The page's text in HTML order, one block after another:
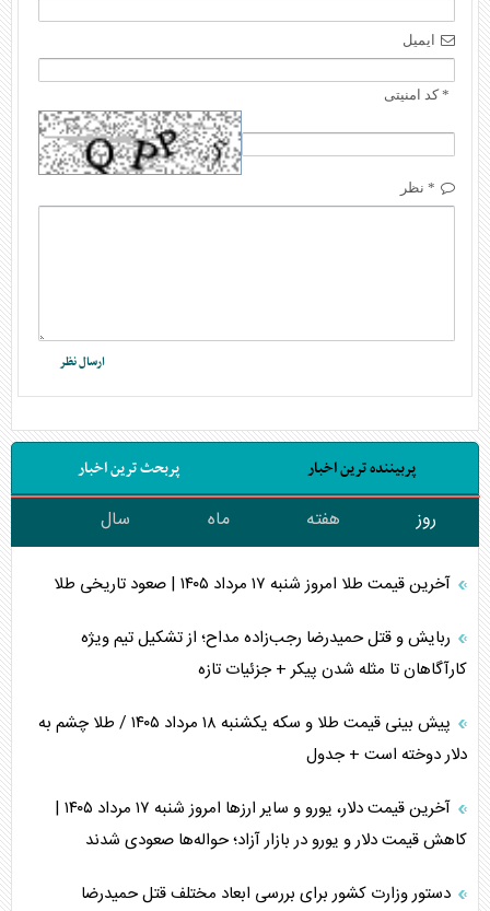
ایمیل
* کد امنیتی
* نظر
پربیننده ترین اخبار پربحث ترین اخبار
روز هفته ماه سال
آخرین قیمت طلا امروز شنبه ۱۷ مرداد ۱۴۰۵ | صعود تاریخی طلا
ربایش و قتل حمیدرضا رجب‌زاده مداح؛ از تشکیل تیم ویژه
کارآگاهان تا مثله شدن پیکر + جزئیات تازه
پیش بینی قیمت طلا و سکه یکشنبه ۱۸ مرداد ۱۴۰۵ / طلا چشم به
دلار دوخته است + جدول
آخرین قیمت دلار، یورو و سایر ارز‌ها امروز شنبه ۱۷ مرداد ۱۴۰۵ |
کاهش قیمت دلار و یورو در بازار آزاد؛ حواله‌ها صعودی شدند
دستور وزارت کشور برای بررسی ابعاد مختلف قتل حمیدرضا